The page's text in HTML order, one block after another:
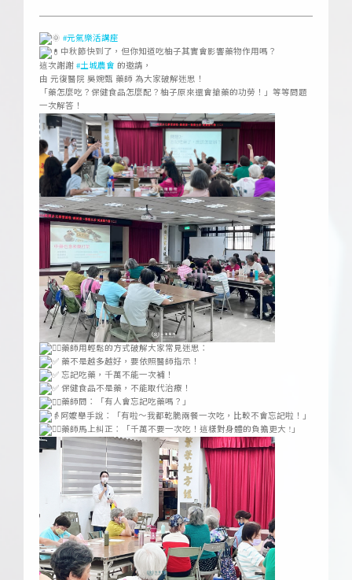
#元氣樂活講座
中秋節快到了，但你知道吃柚子其實會影響藥物作用嗎？
這次謝謝#土城農會的邀請，
由 元復醫院 吳婉甄 藥師 為大家破解迷思！
「藥怎麼吃？保健食品怎麼配？柚子原來還會搶藥的功勞！」等等問題
一次解答！
藥師用輕鬆的方式破解大家常見迷思：
藥不是越多越好，要依照醫師指示！
忘記吃藥，千萬不能一次補！
保健食品不是藥，不能取代治療！
藥師問：「有人會忘記吃藥嗎？」
阿嬤舉手說：「有啦～我都乾脆兩餐一次吃，比較不會忘記啦！」
藥師馬上糾正：「千萬不要一次吃！這樣對身體的負擔更大 !」